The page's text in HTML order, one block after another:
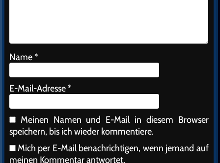
Name*
E-Mail-Adresse*
Meinen Namen und E-Mail in diesem Browser
speichern, bis ich wieder kommentiere.
Mich per E-Mail benachrichtigen, wenn jemand auf
meinen Kommentar antwortet.